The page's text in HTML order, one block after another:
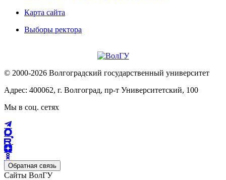
Карта сайта
Выборы ректора
© 2000-2026 Волгоградский государственный университет
Адрес: 400062, г. Волгоград, пр-т Университетский, 100
Мы в соц. сетях
Обратная связь
Сайты ВолГУ